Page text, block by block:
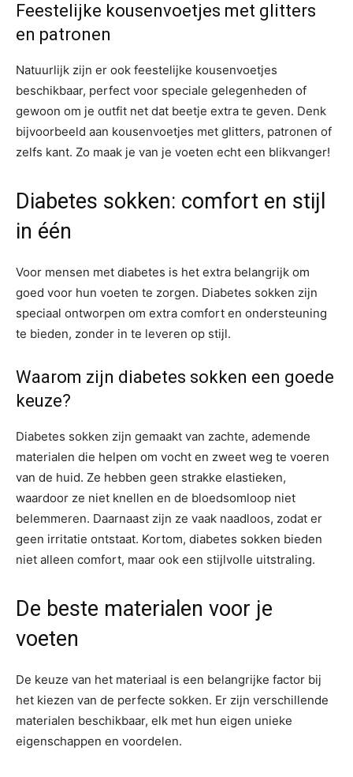
Feestelijke kousenvoetjes met glitters
en patronen
Natuurlijk zijn er ook feestelijke kousenvoetjes
beschikbaar, perfect voor speciale gelegenheden of
gewoon om je outfit net dat beetje extra te geven. Denk
bijvoorbeeld aan kousenvoetjes met glitters, patronen of
zelfs kant. Zo maak je van je voeten echt een blikvanger!
Diabetes sokken: comfort en stijl
in één
Voor mensen met diabetes is het extra belangrijk om
goed voor hun voeten te zorgen. Diabetes sokken zijn
speciaal ontworpen om extra comfort en ondersteuning
te bieden, zonder in te leveren op stijl.
Waarom zijn diabetes sokken een goede
keuze?
Diabetes sokken zijn gemaakt van zachte, ademende
materialen die helpen om vocht en zweet weg te voeren
van de huid. Ze hebben geen strakke elastieken,
waardoor ze niet knellen en de bloedsomloop niet
belemmeren. Daarnaast zijn ze vaak naadloos, zodat er
geen irritatie ontstaat. Kortom, diabetes sokken bieden
niet alleen comfort, maar ook een stijlvolle uitstraling.
De beste materialen voor je
voeten
De keuze van het materiaal is een belangrijke factor bij
het kiezen van de perfecte sokken. Er zijn verschillende
materialen beschikbaar, elk met hun eigen unieke
eigenschappen en voordelen.